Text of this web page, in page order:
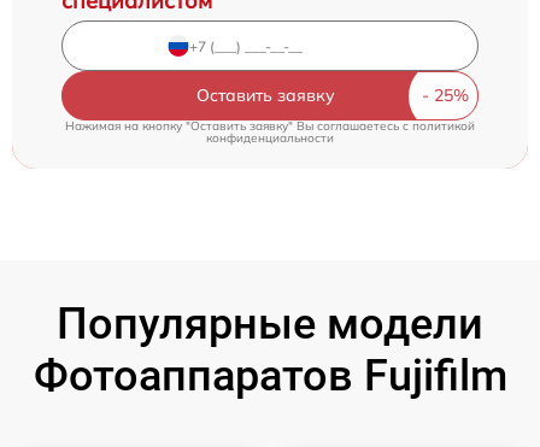
Оставить заявку
Нажимая на кнопку "Оставить заявку" Вы соглашаетесь c политикой
конфиденциальности
Популярные модели
Фотоаппаратов Fujifilm